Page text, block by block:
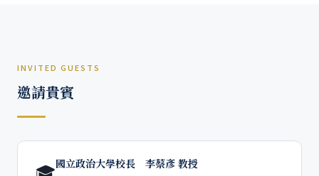
INVITED GUESTS
邀請貴賓
國立政治大學校長 李蔡彥 教授